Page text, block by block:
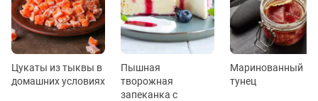
Цукаты из тыквы в
домашних условиях
Пышная
творожная
запеканка с
Маринованный
тунец